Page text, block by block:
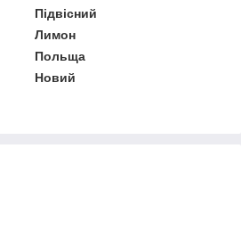
Підвісний
Лимон
Польща
Новий